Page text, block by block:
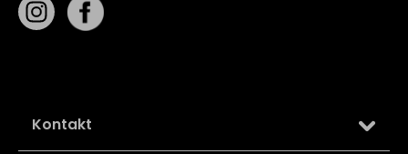
Kontakt